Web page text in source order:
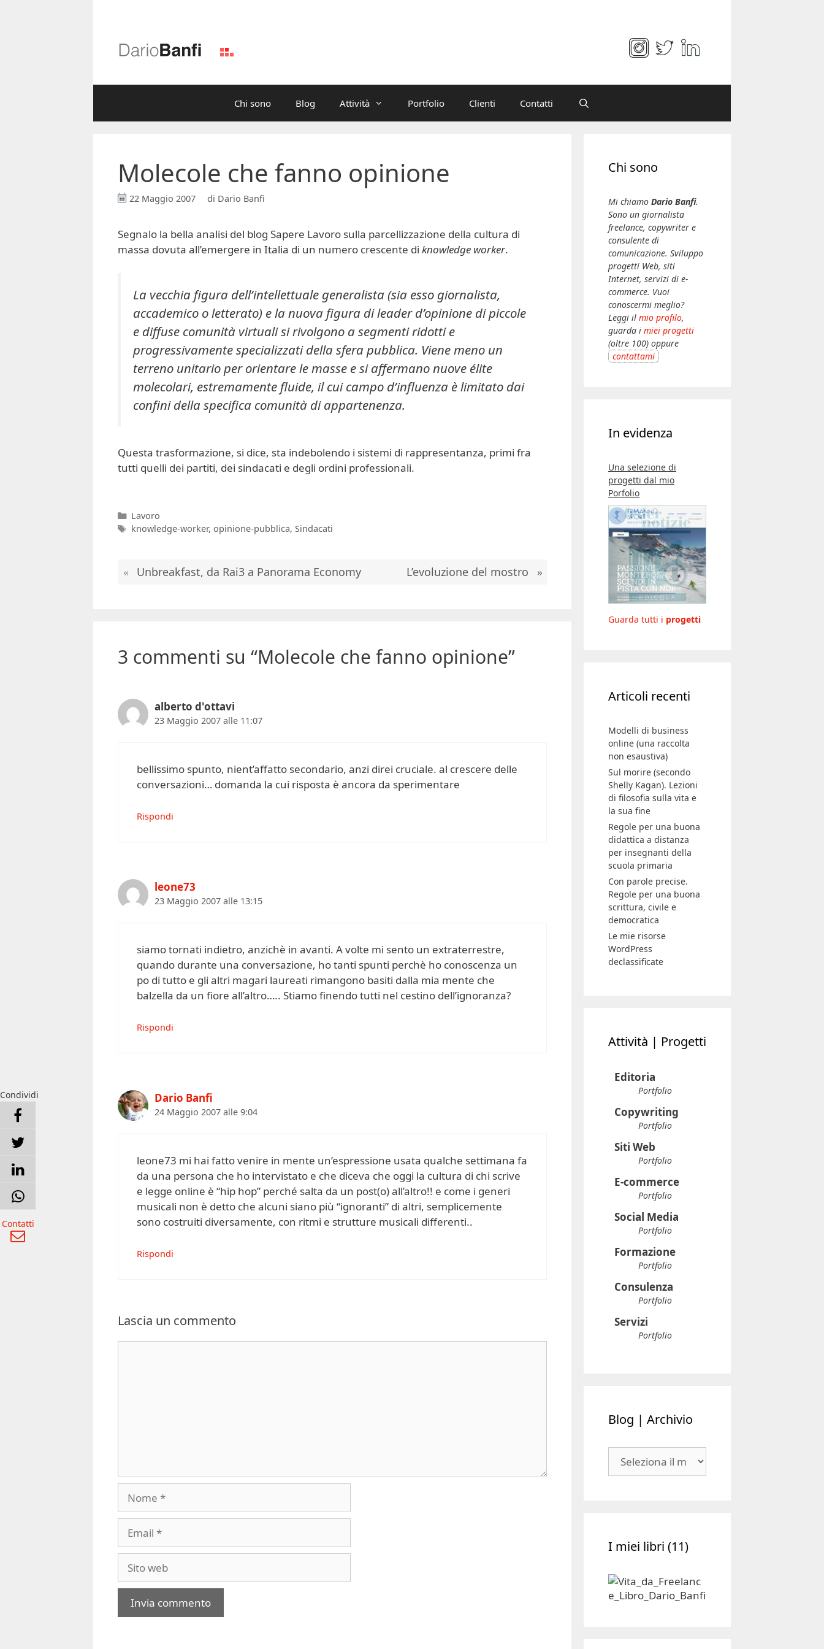
Chi sono Blog Attività Portfolio Clienti Contatti
Molecole che fanno opinione
22 Maggio 2007 di Dario Banfi
Segnalo la bella analisi del blog Sapere Lavoro sulla parcellizzazione della cultura di
massa dovuta all’emergere in Italia di un numero crescente di knowledge worker.
La vecchia figura dell’intellettuale generalista (sia esso giornalista,
accademico o letterato) e la nuova figura di leader d’opinione di piccole
e diffuse comunità virtuali si rivolgono a segmenti ridotti e
progressivamente specializzati della sfera pubblica. Viene meno un
terreno unitario per orientare le masse e si affermano nuove élite
molecolari, estremamente fluide, il cui campo d’influenza è limitato dai
confini della specifica comunità di appartenenza.
Questa trasformazione, si dice, sta indebolendo i sistemi di rappresentanza, primi fra
tutti quelli dei partiti, dei sindacati e degli ordini professionali.
Categorie
Lavoro
Tag
knowledge-worker, opinione-pubblica, Sindacati
L’evoluzione del mostro
Unbreakfast, da Rai3 a Panorama Economy
3 commenti su “Molecole che fanno opinione”
alberto d'ottavi
23 Maggio 2007 alle 11:07
bellissimo spunto, nient’affatto secondario, anzi direi cruciale. al crescere delle
conversazioni… domanda la cui risposta è ancora da sperimentare
Rispondi
leone73
23 Maggio 2007 alle 13:15
siamo tornati indietro, anzichè in avanti. A volte mi sento un extraterrestre,
quando durante una conversazione, ho tanti spunti perchè ho conoscenza un
po di tutto e gli altri magari laureati rimangono basiti dalla mia mente che
balzella da un fiore all’altro….. Stiamo finendo tutti nel cestino dell’ignoranza?
Rispondi
Dario Banfi
24 Maggio 2007 alle 9:04
leone73 mi hai fatto venire in mente un’espressione usata qualche settimana fa
da una persona che ho intervistato e che diceva che oggi la cultura di chi scrive
e legge online è “hip hop” perché salta da un post(o) all’altro!! e come i generi
musicali non è detto che alcuni siano più “ignoranti” di altri, semplicemente
sono costruiti diversamente, con ritmi e strutture musicali differenti..
Rispondi
Lascia un commento
web
Chi sono
Mi chiamo Dario Banfi.
Sono un giornalista
freelance, copywriter e
consulente di
comunicazione. Sviluppo
progetti Web, siti
Internet, servizi di e-
commerce. Vuoi
conoscermi meglio?
Leggi il mio profilo,
guarda i miei progetti
(oltre 100) oppure
contattami
In evidenza
Una selezione di
progetti dal mio
Porfolio
Guarda tutti i progetti
Articoli recenti
Modelli di business
online (una raccolta
non esaustiva)
Sul morire (secondo
Shelly Kagan). Lezioni
di filosofia sulla vita e
la sua fine
Regole per una buona
didattica a distanza
per insegnanti della
scuola primaria
Con parole precise.
Regole per una buona
scrittura, civile e
democratica
Le mie risorse
WordPress
declassificate
Attività | Progetti
Editoria
Portfolio
Copywriting
Portfolio
Siti Web
Portfolio
E-commerce
Portfolio
Social Media
Portfolio
Formazione
Portfolio
Consulenza
Portfolio
Servizi
Portfolio
Blog | Archivio
I miei libri (11)
Condividi
Contatti